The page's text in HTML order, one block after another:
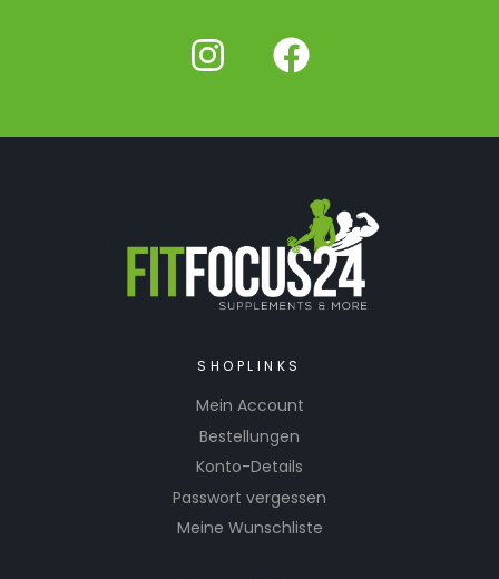
SHOPLINKS
Mein Account
Bestellungen
Konto-Details
Passwort vergessen
Meine Wunschliste